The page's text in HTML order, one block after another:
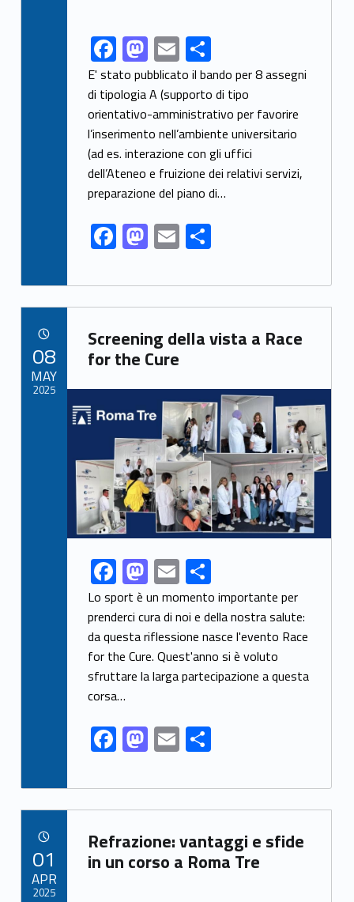
Link identifier share facebook archive #share-link-archive-54592F
ac
e
b
o
o
k
M
as
to
d
o
n
E
m
ai
l
S
h
ar
e
E' stato pubblicato il bando per 8 assegni
di tipologia A (supporto di tipo
orientativo-amministrativo per favorire
l’inserimento nell’ambiente universitario
(ad es. interazione con gli uffici
dell’Ateneo e fruizione dei relativi servizi,
preparazione del piano di…
F
ac
e
b
o
o
k
M
as
to
d
o
n
E
m
ai
l
S
h
ar
e
Link identifier archive #link-archive-3950
Screening della vista a Race
for the Cure
Link identifier archive #link-archive-thumb-soap-72340
Link identifier share facebook archive #share-link-archive-40125F
ac
e
b
o
o
k
M
as
to
d
o
E
m
ai
l
S
h
ar
e
Lo sport è un momento importante per
prenderci cura di noi e della nostra salute:
da questa riflessione nasce l'evento Race
for the Cure. Quest'anno si è voluto
sfruttare la larga partecipazione a questa
corsa…
F
ac
e
b
o
o
M
as
to
d
o
n
E
m
ai
l
S
ar
e
08
MAY
2025
Link identifier archive #link-archive-96189
Refrazione: vantaggi e sfide
in un corso a Roma Tre
01
APR
2025